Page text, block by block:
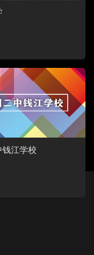
钱江学校